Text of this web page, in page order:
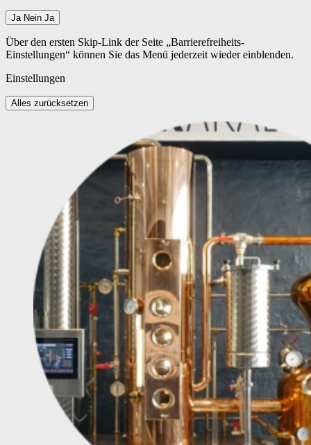
Ja Nein Ja
Über den ersten Skip-Link der Seite „Barrierefreiheits-
Einstellungen“ können Sie das Menü jederzeit wieder einblenden.
Einstellungen
Alles zurücksetzen